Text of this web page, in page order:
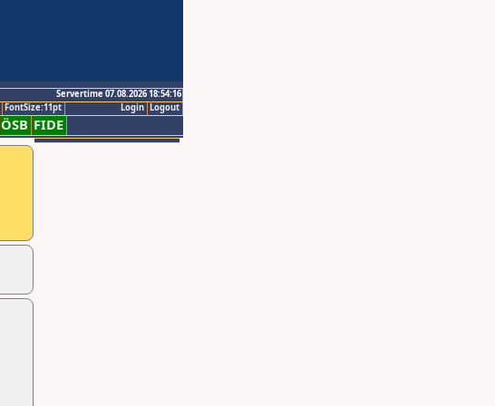
Servertime 07.08.2026 18:54:16
Logout
Login
FontSize:11pt
ÖSB FIDE